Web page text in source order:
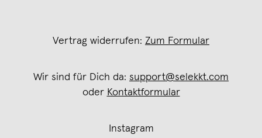
Vertrag widerrufen: Zum Formular
Wir sind für Dich da: support@selekkt.com
oder Kontaktformular
Instagram